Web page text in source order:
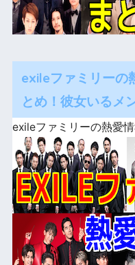
exileファミリーの
とめ！彼女いるメ
exileファミリーの熱愛